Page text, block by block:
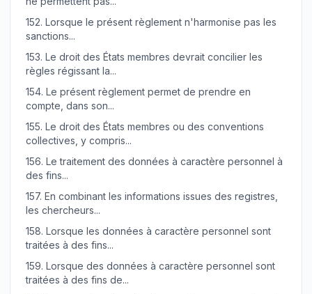
152. Lorsque le présent règlement n'harmonise pas les
sanctions...
153. Le droit des États membres devrait concilier les
règles régissant la...
154. Le présent règlement permet de prendre en
compte, dans son...
155. Le droit des États membres ou des conventions
collectives, y compris...
156. Le traitement des données à caractère personnel à
des fins...
157. En combinant les informations issues des registres,
les chercheurs...
158. Lorsque les données à caractère personnel sont
traitées à des fins...
159. Lorsque des données à caractère personnel sont
traitées à des fins de...